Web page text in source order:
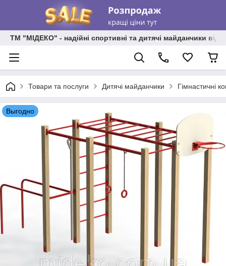
ТМ "МІДЕКО" - надійні спортивні та дитячі майданчики від
Товари та послуги Дитячі майданчики Гімнастичні
Выгодно